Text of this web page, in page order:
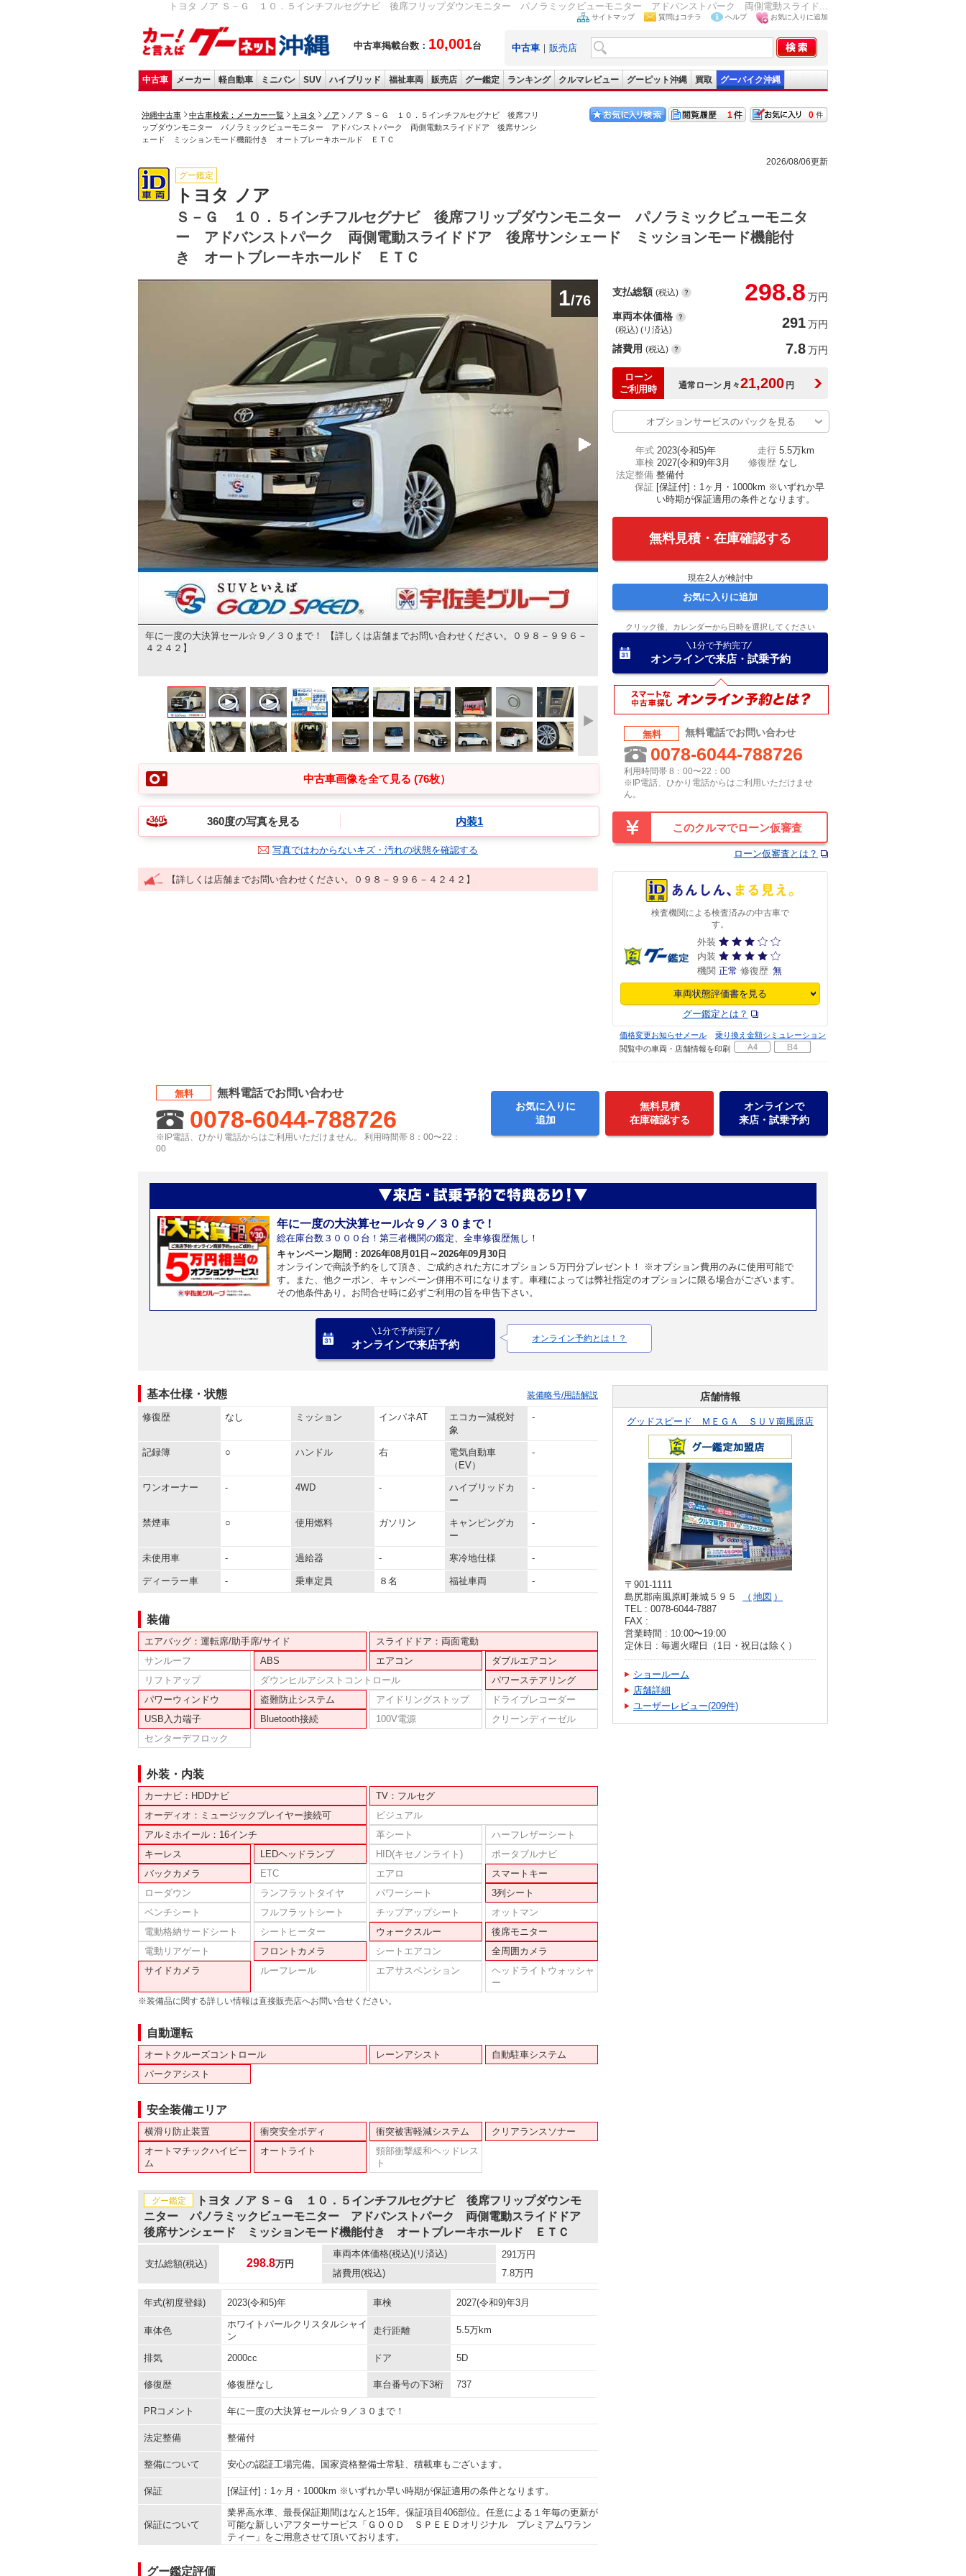
トヨタ ノア Ｓ－Ｇ １０．５インチフルセグナビ 後席フリップダウンモニター パノラミックビューモニター アドバンストパーク 両側電動スライド...
中古車掲載台数： 10,001台
サイトマップ 質問はコチラ ヘルプ お気に入りに追加
中古車 ｜ 販売店
中古車 メーカー 軽自動車 ミニバン SUV ハイブリッド 福祉車両 販売店 グー鑑定 ランキング クルマレビュー グーピット沖縄 買取 グーバイク沖縄
沖縄中古車 中古車検索：メーカー一覧 トヨタ ノア
ノア Ｓ－Ｇ １０．５インチフルセグナビ 後席フリ
ップダウンモニター パノラミックビューモニター アドバンストパーク 両側電動スライドドア 後席サンシ
ェード ミッションモード機能付き オートブレーキホールド ＥＴＣ
0
1
2026/08/06更新
グー鑑定
トヨタ ノア
Ｓ－Ｇ １０．５インチフルセグナビ 後席フリップダウンモニター パノラミックビューモニタ
ー アドバンストパーク 両側電動スライドドア 後席サンシェード ミッションモード機能付
き オートブレーキホールド ＥＴＣ
年に一度の大決算セール☆９／３０まで！ 【詳しくは店舗までお問い合わせください。０９８－９９６－
４２４２】
1/76
中古車画像を全て見る (76枚）
360度の写真を見る 内装1
写真ではわからないキズ・汚れの状態を確認する
【詳しくは店舗までお問い合わせください。０９８－９９６－４２４２】
支払総額 (税込) 298.8 万円
車両本体価格
(税込) (リ済込) 291万円
諸費用 (税込) 7.8万円
ローン
ご利用時
通常ローン 月々21,200 円
オプションサービスのパックを見る
年式 2023(令和5)年 走行 5.5万km
車検 2027(令和9)年3月 修復歴 なし
法定整備 整備付
保証 [保証付]：1ヶ月・1000km ※いずれか早
い時期が保証適用の条件となります。
無料見積・在庫確認する
現在2 人が検討中
お気に入りに追加
クリック後、カレンダーから日時を選択してください
1分で予約完了
オンラインで来店・試乗予約
無料 無料電話でお問い合わせ
0078-6044-788726
利用時間帯 8：00〜22：00
※IP電話、ひかり電話からはご利用いただけませ
ん。
このクルマでローン仮審査
ローン仮審査とは？
検査機関による検査済みの中古車で
す。
外装
内装
機関 正常 修復歴 無
車両状態評価書を見る
グー鑑定とは？
価格変更お知らせメール
乗り換え金額シミュレーション
閲覧中の車両・店舗情報を印刷
無料 無料電話でお問い合わせ
0078-6044-788726
※IP電話、ひかり電話からはご利用いただけません。 利用時間帯 8：00〜22：
00
お気に入りに
追加
無料見積
在庫確認する
オンラインで
来店・試乗予約
年に一度の大決算セール☆９／３０まで！
総在庫台数３０００台！第三者機関の鑑定、全車修復歴無し！
キャンペーン期間：2026年08月01日～2026年09月30日
オンラインで商談予約をして頂き、ご成約された方にオプション５万円分プレゼント！ ※オプション費用のみに使用可能で
す。また、他クーポン、キャンペーン併用不可になります。車種によっては弊社指定のオプションに限る場合がございます。
その他条件あり。お問合せ時に必ずご利用の旨を申告下さい。
1分で予約完了
オンラインで来店予約 オンライン予約とは！？
基本仕様・状態 装備略号/用語解説
修復歴 なし ミッション インパネAT
エコカー減税対
象
-
記録簿 ○ ハンドル 右
電気自動車
（EV）
-
ワンオーナー - 4WD -
ハイブリッドカ
ー
-
禁煙車 ○ 使用燃料 ガソリン
キャンピングカ
ー
-
未使用車 - 過給器 - 寒冷地仕様 -
ディーラー車 - 乗車定員 ８名 福祉車両 -
装備
エアバッグ：運転席/助手席/サイド
スライドドア：両面電動
サンルーフ
ABS エアコン
ダブルエアコン
リフトアップ
ダウンヒルアシストコントロール
パワーステアリング
パワーウィンドウ
盗難防止システム アイドリングストップ
ドライブレコーダー
USB入力端子
Bluetooth接続 100V電源
クリーンディーゼル
センターデフロック
外装・内装
カーナビ：HDDナビ
TV：フルセグ
オーディオ：ミュージックプレイヤー接続可
ビジュアル
アルミホイール：16インチ
革シート
ハーフレザーシート
キーレス
LEDヘッドランプ HID(キセノンライト)
ポータブルナビ
バックカメラ
ETC エアロ
スマートキー
ローダウン
ランフラットタイヤ パワーシート
3列シート
ベンチシート
フルフラットシート チップアップシート
オットマン
電動格納サードシート
シートヒーター ウォークスルー
後席モニター
電動リアゲート
フロントカメラ シートエアコン
全周囲カメラ
サイドカメラ
ルーフレール エアサスペンション
ヘッドライトウォッシャ
ー
※装備品に関する詳しい情報は直接販売店へお問い合せください。
自動運転
オートクルーズコントロール レーンアシスト
自動駐車システム
パークアシスト
安全装備エリア
横滑り防止装置 衝突安全ボディ 衝突被害軽減システム
クリアランスソナー
オートマチックハイビー
ム
オートライト
頸部衝撃緩和ヘッドレス
ト
グー鑑定
トヨタ ノア Ｓ－Ｇ １０．５インチフルセグナビ 後席フリップダウンモ
ニター パノラミックビューモニター アドバンストパーク 両側電動スライドドア
後席サンシェード ミッションモード機能付き オートブレーキホールド ＥＴＣ
支払総額(税込) 298.8万円
車両本体価格(税込)(リ済込) 291万円
諸費用(税込) 7.8万円
年式(初度登録) 2023(令和5)年 車検 2027(令和9)年3月
車体色
ホワイトパールクリスタルシャイ
ン
走行距離 5.5万km
排気 2000cc ドア 5D
修復歴 修復歴なし 車台番号の下3桁 737
PRコメント 年に一度の大決算セール☆９／３０まで！
法定整備 整備付
整備について 安心の認証工場完備。国家資格整備士常駐、積載車もございます。
保証 [保証付]：1ヶ月・1000km ※いずれか早い時期が保証適用の条件となります。
保証について
業界高水準、最長保証期間はなんと15年。保証項目406部位。任意による１年毎の更新が
可能な新しいアフターサービス「ＧＯＯＤ ＳＰＥＥＤオリジナル プレミアムワラン
ティー」をご用意させて頂いております。
グー鑑定評価
店舗情報
グッドスピード ＭＥＧＡ ＳＵＶ南風原店
〒901-1111
島尻郡南風原町兼城５９５
地図
TEL : 0078-6044-7887
FAX :
営業時間 : 10:00〜19:00
定休日 : 毎週火曜日（1日・祝日は除く）
ショールーム
店舗詳細
ユーザーレビュー(209件)